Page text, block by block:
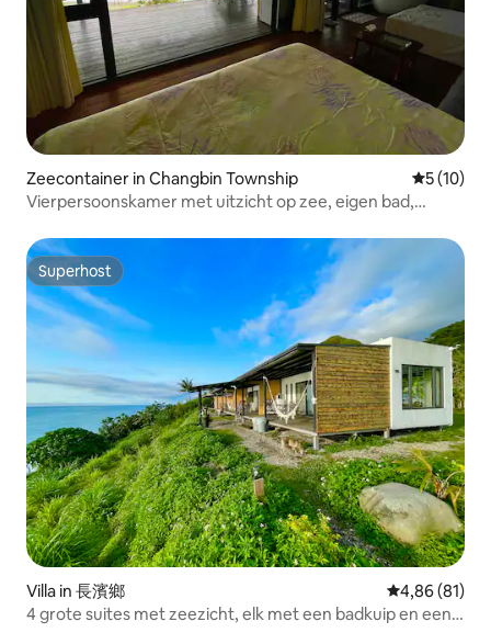
Zeecontainer in Changbin Township
5 (10)
Vierpersoonskamer met uitzicht op zee, eigen bad,
gedeeld zwembad en toegang tot het strand
Superhost
Superhost
Villa in 長濱鄉 Gemiddelde
4,86 (81)
4 grote suites met zeezicht, elk met een badkuip en een